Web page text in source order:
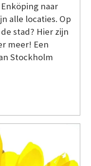
naar
alle locaties. Op
stad? Hier zijn
meer! Een
Stockholm